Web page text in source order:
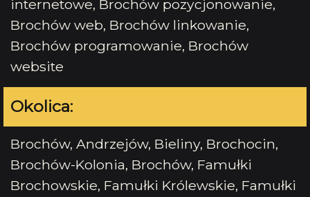
internetowe, Brochów pozycjonowanie,
Brochów web, Brochów linkowanie,
Brochów programowanie, Brochów
website
Okolica:
Brochów, Andrzejów, Bieliny, Brochocin,
Brochów-Kolonia, Brochów, Famułki
Brochowskie, Famułki Królewskie, Famułki